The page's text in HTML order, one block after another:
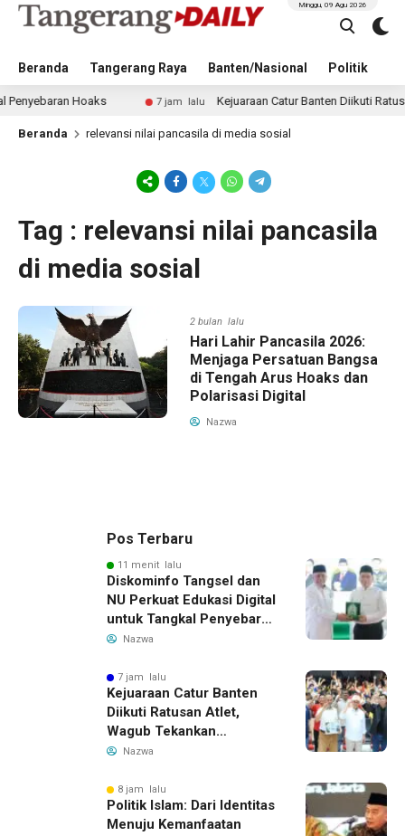
Beranda Tangerang Raya Banten/Nasional Politik
Minggu, 09 Agu 2026
Hoaks 7 jam lalu Kejuaraan Catur Banten Diikuti Ratusan
Beranda relevansi nilai pancasila di media sosial
Tag : relevansi nilai pancasila
di media sosial
2 bulan lalu
Hari Lahir Pancasila 2026:
Menjaga Persatuan Bangsa
di Tengah Arus Hoaks dan
Polarisasi Digital
Nazwa
Pos Terbaru
11 menit lalu
Diskominfo Tangsel dan
NU Perkuat Edukasi Digital
untuk Tangkal Penyebaran
Hoaks
Nazwa
7 jam lalu
Kejuaraan Catur Banten
Diikuti Ratusan Atlet,
Wagub Tekankan
Pembinaan Dini
Nazwa
8 jam lalu
Politik Islam: Dari Identitas
Menuju Kemanfaatan